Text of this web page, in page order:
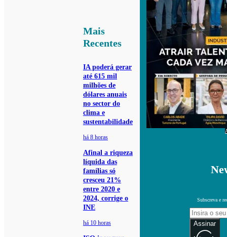
Mais
Recentes
IA poderá gerar
até 615 mil
milhões de
dólares anuais
no sector do
clima e
sustentabilidade
há 8 horas
Afinal a riqueza
líquida das
famílias só
cresceu 21%
entre 2020 e
2024, corrige o
INE
há 10 horas
Subscreva e
Assinar